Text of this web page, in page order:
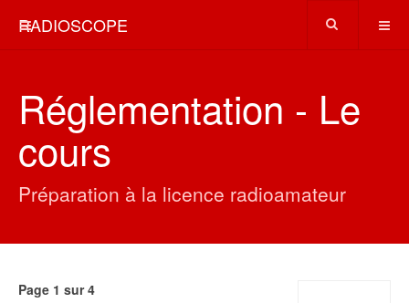
RADIOSCOPE
Réglementation - Le
cours
Préparation à la licence radioamateur
Page 1 sur 4